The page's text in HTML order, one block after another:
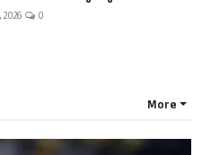
0
More